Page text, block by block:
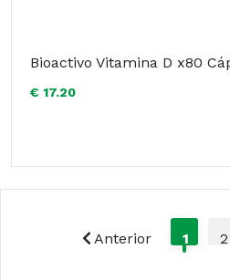
Bioactivo Vitamina D x80
€ 17.20
Anterior 1 2